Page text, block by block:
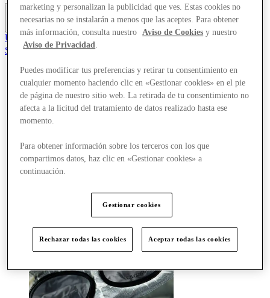
Únete al Club
Salvado
Tiendas
Ofertas
Planifica tu visita
¿Qué pasa?
Comer y beber
Servicios
Guía de destinos
marketing y personalizan la publicidad que ves. Estas cookies no
necesarias no se instalarán a menos que las aceptes. Para obtener
más información, consulta nuestro
Aviso de Cookies y nuestro
Aviso de Privacidad.
Puedes modificar tus preferencias y retirar tu consentimiento en
cualquier momento haciendo clic en «Gestionar cookies» en el pie
de página de nuestro sitio web. La retirada de tu consentimiento no
afecta a la licitud del tratamiento de datos realizado hasta ese
momento.
Para obtener información sobre los terceros con los que
compartimos datos, haz clic en «Gestionar cookies» a
continuación.
Gestionar cookies
Rechazar todas las cookies Aceptar todas las cookies